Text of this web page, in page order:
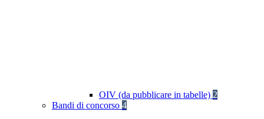
OIV (da pubblicare in tabelle) 2
Bandi di concorso 4